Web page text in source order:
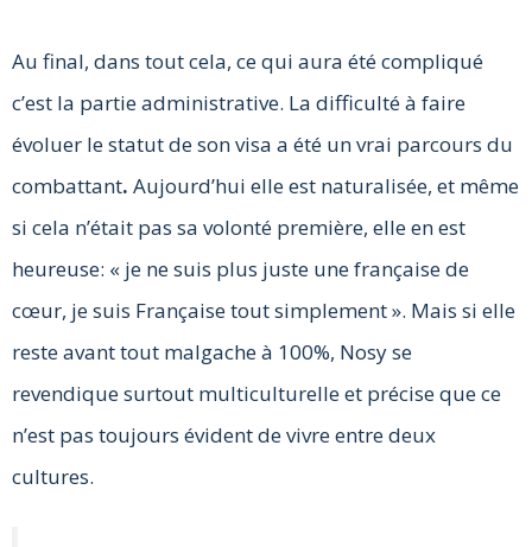
Au final, dans tout cela, ce qui aura été compliqué
c’est la partie administrative. La difficulté à faire
évoluer le statut de son visa a été un vrai parcours du
combattant. Aujourd’hui elle est naturalisée, et même
si cela n’était pas sa volonté première, elle en est
heureuse: « je ne suis plus juste une française de
cœur, je suis Française tout simplement ». Mais si elle
reste avant tout malgache à 100%, Nosy se
revendique surtout multiculturelle et précise que ce
n’est pas toujours évident de vivre entre deux
cultures.